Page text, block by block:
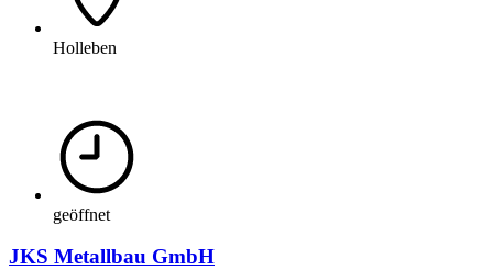
Holleben
geöffnet
JKS Metallbau GmbH